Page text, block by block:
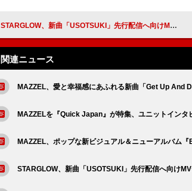
STARGLOW、新曲「USOTSUKI」先行配信へ向けMVティザー解禁
関連ニュース
MAZZEL、愛と幸福感にあふれる新曲「Get Up And
MAZZELを『Quick Japan』が特集、ユニットインタ
MAZZEL、ポップな新ビジュアル＆ニューアルバム
STARGLOW、新曲「USOTSUKI」先行配信へ向け